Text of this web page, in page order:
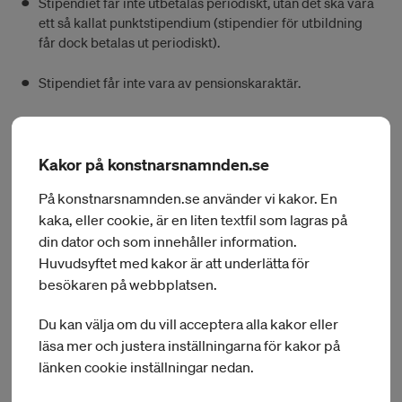
ett så kallat punktstipendium (stipendier för utbildning
får dock betalas ut periodiskt).
Stipendiet får inte vara av pensionskaraktär.
(långtidsstipendier) skattepliktiga som Konstnärsnämnden
Andra bidragsgivare och finansiärer
Konstnärsnämnden är en av flera bidragsgivare inom
kulturområdet där du som konstnär kan söka stipendier eller
projektbidrag. På vår webbplats finns en lista på andra
finansiärer, här kan du se listan med andra finansiärer.
Kakor på konstnarsnamnden.se
På konstnarsnamnden.se använder vi kakor. En
kaka, eller cookie, är en liten textfil som lagras på
din dator och som innehåller information.
Huvudsyftet med kakor är att underlätta för
besökaren på webbplatsen.
Du kan välja om du vill acceptera alla kakor eller
läsa mer och justera inställningarna för kakor på
länken cookie inställningar nedan.